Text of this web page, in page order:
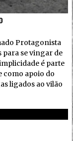
Protagonista
para se vingar de
é parte
como apoio do
ligados ao vilão